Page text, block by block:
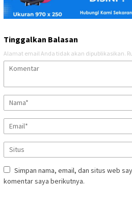
Tinggalkan Balasan
Alamat email Anda tidak akan dipublikasikan.
Simpan nama, email, dan situs web
komentar saya berikutnya.